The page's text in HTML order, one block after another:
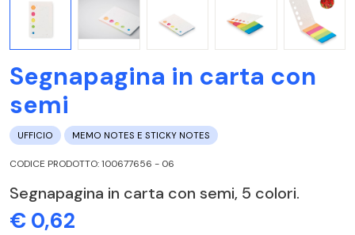
Segnapagina in carta con
semi
UFFICIO MEMO NOTES E STICKY NOTES
CODICE PRODOTTO: 100677656 - 06
Segnapagina in carta con semi, 5 colori.
€ 0,62